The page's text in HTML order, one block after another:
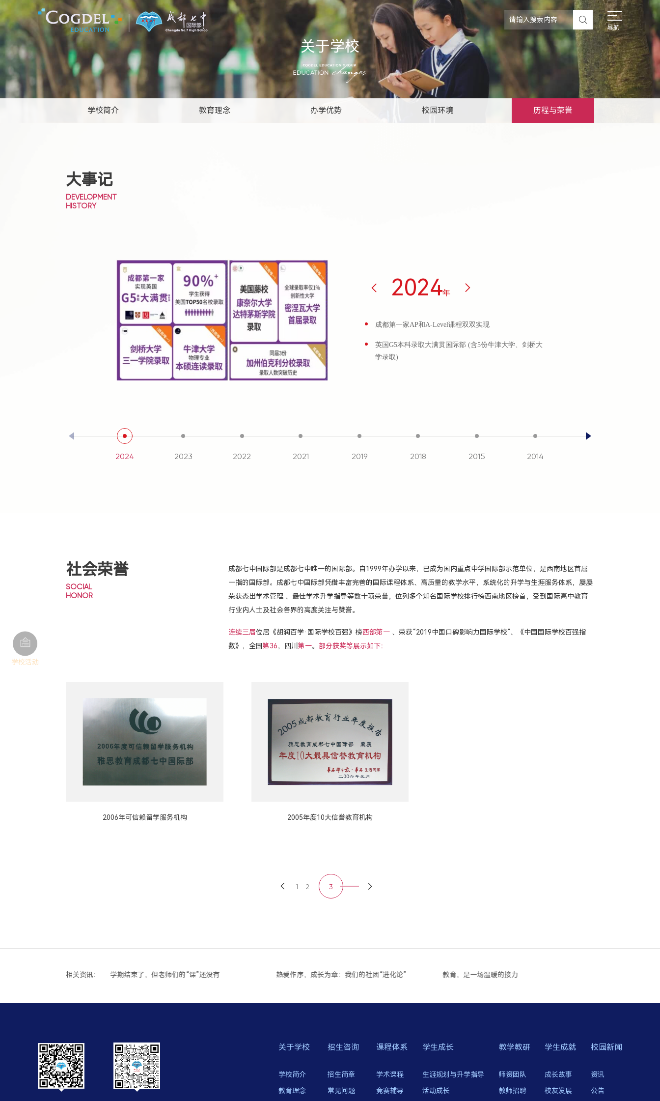
导航
关于学校
学校简介 教育理念 办学优势 校园环境 历程与荣誉
大事记
DEVELOPMENT
HISTORY
2024年
成都第一家AP和A-Level课程双双实现
英国G5本科录取大满贯国际部 (含5份牛津大学、剑桥大
学录取)
2024 2023 2022 2021 2019 2018 2015 2014
社会荣誉
SOCIAL
HONOR
成都七中国际部是成都七中唯一的国际部。自1999年办学以来，已成为国内重点中学国际部示范单位，是西南地区首屈
一指的国际部。成都七中国际部凭借丰富完善的国际课程体系、高质量的教学水平，系统化的升学与生涯服务体系，屡屡
荣获杰出学术管理 、最佳学术升学指导等数十项荣誉，位列多个知名国际学校排行榜西南地区榜首，受到国际高中教育
行业内人士及社会各界的高度关注与赞誉。
连续三届位居《胡润百学·国际学校百强》榜西部第一 、荣获“2019中国口碑影响力国际学校”、《中国国际学校百强指
数》，全国第36，四川第一。部分获奖等展示如下：
2006年可信赖留学服务机构 2005年度10大信誉教育机构
1 2 3
学校活动
相关资讯：
三年规划，从今天开始：致2026级新生家庭的一封“成长邀请函” 学期结束了，但老师们的“课”还没有 热爱作序，成长为章：我们的社团“进化论” 教育，是一场温暖的接力
关于学校
学校简介
教育理念
招生咨询
招生简章
常见问题
课程体系
学术课程
竞赛辅导
学生成长
生涯规划与升学指导
活动成长
教学教研
师资团队
教师招聘
学生成就
成长故事
校友发展
校园新闻
资讯
公告